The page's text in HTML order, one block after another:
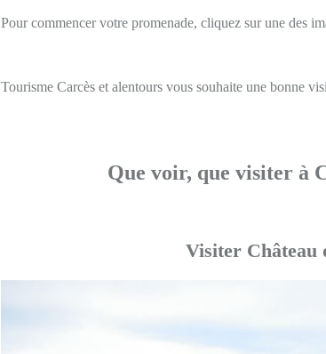
Pour commencer votre promenade, cliquez sur une des
Tourisme Carcès et alentours vous souhaite une bonne
Que voir, que visiter à
Visiter Château